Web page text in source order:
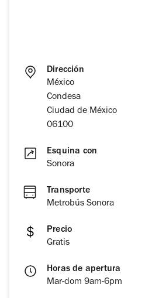
Dirección
México
Condesa
Ciudad de México
06100
Esquina con
Sonora
Transporte
Metrobús Sonora
Precio
Gratis
Horas de apertura
Mar-dom 9am-6pm